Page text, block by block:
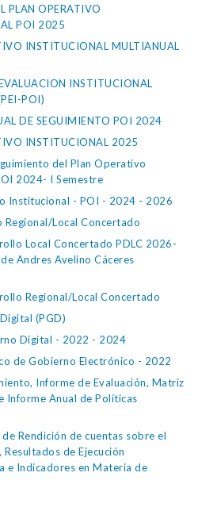
PLAN OPERATIVO
POI 2025
INSTITUCIONAL MULTIANUAL
INSTITUCIONAL
POI)
DE SEGUIMIENTO POI 2024
INSTITUCIONAL 2025
del Plan Operativo
2024- I Semestre
Institucional - POI - 2024 - 2026
Regional/Local Concertado
Local Concertado PDLC 2026-
Andres Avelino Cáceres
Regional/Local Concertado
(PGD)
Digital - 2022 - 2024
de Gobierno Electrónico - 2022
Informe de Evaluación, Matriz
Informe Anual de Políticas
Rendición de cuentas sobre el
de Ejecución
e Indicadores en Materia de